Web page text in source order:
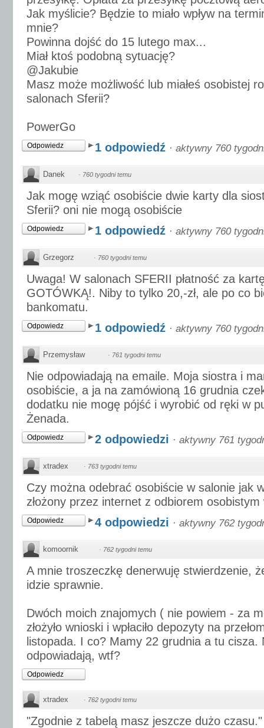
Jak myślicie? Będzie to miało wpływ na
mnie?
Powinna dojść do 15 lutego max...
Miał ktoś podobną sytuację?
@Jakubie
Masz może możliwość lub miałeś osobistej
salonach Sferii?
PowerGo
Odpowiedz 1 odpowiedź · aktywny 760
Danek · 760 tygodni temu
Jak mogę wziąć osobiście dwie karty dla
Sferii? oni nie mogą osobiście
Odpowiedz 1 odpowiedź · aktywny 760
Grzegorz · 760 tygodni temu
Uwaga! W salonach SFERII płatność za
GOTÓWKĄ!. Niby to tylko 20,-zł, ale po co
bankomatu.
Odpowiedz 1 odpowiedź · aktywny 760
Przemysław · 761 tygodni temu
Nie odpowiadają na emaile. Moja siostra i
osobiście, a ja na zamówioną 16 grudnia
dodatku nie mogę pójść i wyrobić od ręki w
Żenada.
Odpowiedz 2 odpowiedzi · aktywny 761
xtradex · 763 tygodni temu
Czy można odebrać osobiście w salonie jak
złożony przez internet z odbiorem osobistym
Odpowiedz 4 odpowiedzi · aktywny 762
komoornik · 762 tygodni temu
A mnie troszeczkę denerwuję stwierdzenie,
idzie sprawnie.
Dwóch moich znajomych ( nie powiem - za
złożyło wnioski i wpłaciło depozyty na
listopada. I co? Mamy 22 grudnia a tu cisza.
odpowiadają, wtf?
Odpowiedz
xtradex · 762 tygodni temu
"Zgodnie z tabelą masz jeszcze dużo